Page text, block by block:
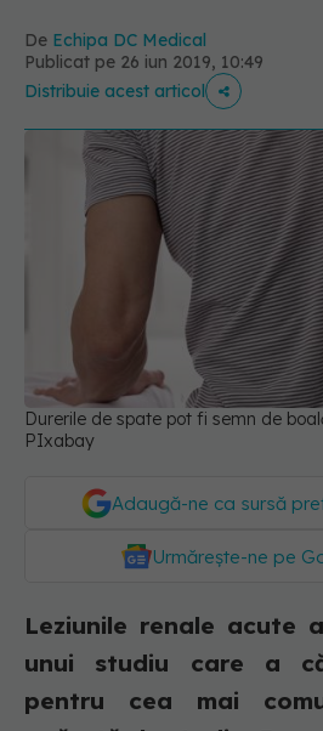
De Echipa DC Medical
Publicat pe 26 iun 2019, 10:49
Distribuie acest articol
Durerile de spate pot fi semn de
PIxabay
Adaugă-ne ca sursă
Urmărește-ne pe
Leziunile renale acute
unui studiu care a
pentru cea mai